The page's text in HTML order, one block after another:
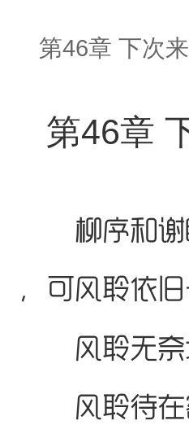
第46章 下次
第46章